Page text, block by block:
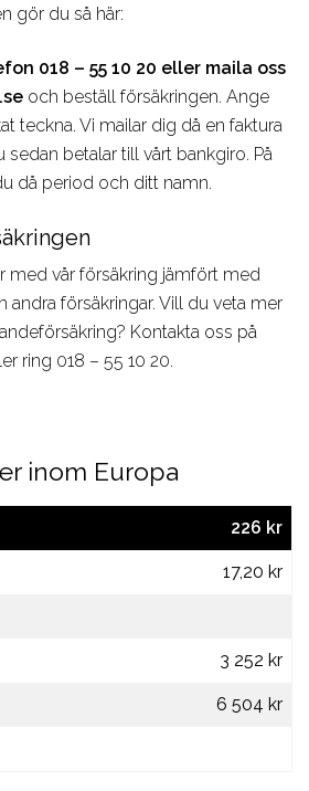
gör du så här:
018 – 55 10 20 eller maila oss
och beställ försäkringen. Ange
teckna. Vi mailar dig då en faktura
betalar till vårt bankgiro. På
då period och ditt namn.
med vår försäkring jämfört med
andra försäkringar. Vill du veta mer
Kontakta oss på
ring 018 – 55 10 20.
inom Europa
226 kr
17,20 kr
3 252 kr
6 504 kr